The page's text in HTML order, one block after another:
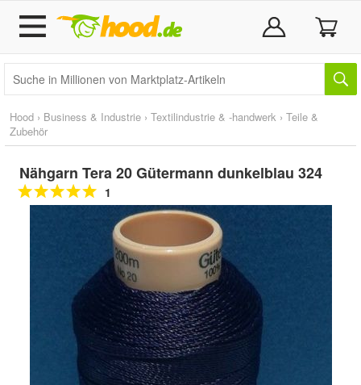
Hood › Business & Industrie › Textilindustrie & -handwerk › Teile &
Zubehör
Nähgarn Tera 20 Gütermann dunkelblau 324
1